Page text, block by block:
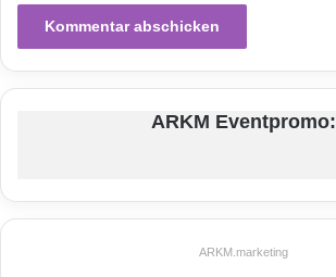
http://bit.ly/LANgLE
Orginal-Meldung:
ARKM.marketing
ARKM Eventpromo:
ARKM.marketing